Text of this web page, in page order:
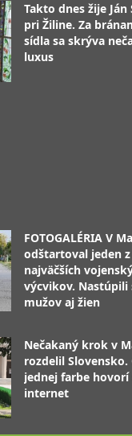
Takto dnes žije Ján
pri Žiline. Za
sídla sa skrýva
luxus
FOTOGALÉRIA V
odštartoval jeden z
najväčších
výcvikov.
mužov aj žien
Nečakaný krok v
rozdelil Slovensko.
jednej farbe hovorí
internet